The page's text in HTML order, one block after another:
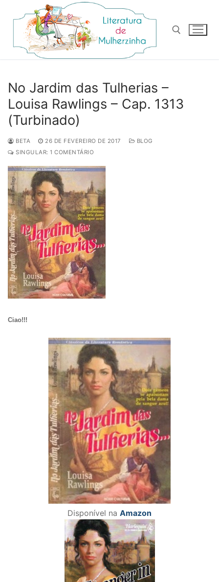
para
conteúdo
No Jardim das Tulherias –
Louisa Rawlings – Cap. 1313
(Turbinado)
BETA 26 DE FEVEREIRO DE 2017
BLOG
SINGULAR: 1 COMENTÁRIO
Ciao!!!
Disponível na Amazon